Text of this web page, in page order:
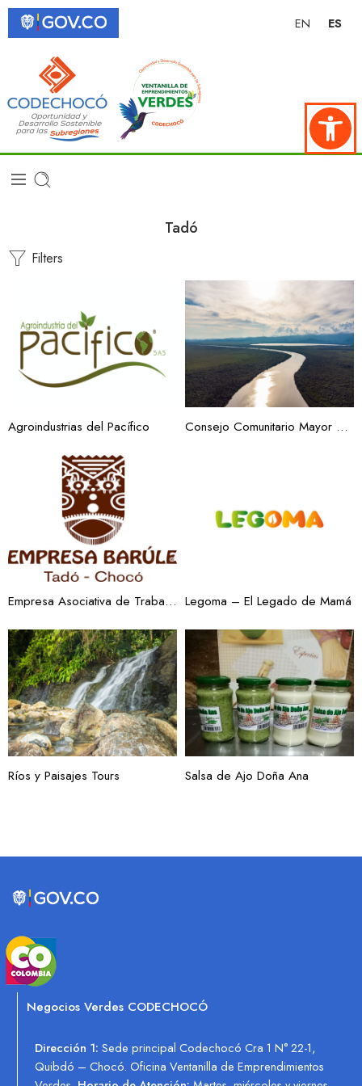
Abrir
Tadó
Filters
Agroindustrias del Pacífico Consejo Comunitario Mayor del Alto San Juan “Asocasan”
Empresa Asociativa de Trabajo “Empresa Barule” Legoma – El Legado de Mamá
Ríos y Paisajes Tours Salsa de Ajo Doña Ana
EN ES
Negocios Verdes CODECHOCÓ
Dirección 1: Sede principal Codechocó Cra 1 N° 22-1,
Quibdó – Chocó. Oficina Ventanilla de Emprendimientos